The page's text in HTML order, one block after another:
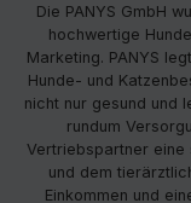
Die PANYS GmbH
hochwertige
Marketing. PANYS
Hunde- und
nicht nur gesund und
rundum
Vertriebspartner eine
und dem
Einkommen und